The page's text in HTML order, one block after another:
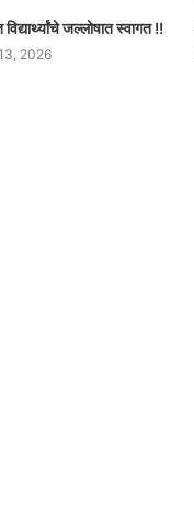
जल्लोषात स्वागत !!
2026